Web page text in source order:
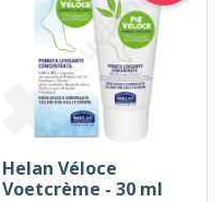
Helan Véloce
Voetcrème - 30 ml